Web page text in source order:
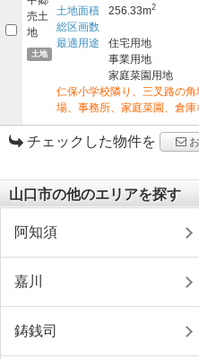
土地
土地面積
256.33m2
総区画数
最適用途
住宅用地
事業用地
家庭菜園用地
仁保小学校隣り、三叉路の
場、事務所、家庭菜園、倉庫
チェックした物件を
山口市の他のエリアを探す
阿知須
嘉川
鋳銭司